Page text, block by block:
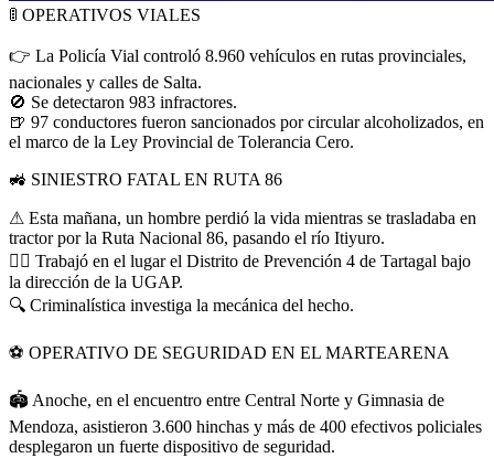
🚦 OPERATIVOS VIALES
👉 La Policía Vial controló 8.960 vehículos en rutas provinciales,
nacionales y calles de Salta.
🚫 Se detectaron 983 infractores.
🍺 97 conductores fueron sancionados por circular alcoholizados, en
el marco de la Ley Provincial de Tolerancia Cero.
🚜 SINIESTRO FATAL EN RUTA 86
⚠ Esta mañana, un hombre perdió la vida mientras se trasladaba en
tractor por la Ruta Nacional 86, pasando el río Itiyuro.
👮‍♂ Trabajó en el lugar el Distrito de Prevención 4 de Tartagal bajo
la dirección de la UGAP.
🔍 Criminalística investiga la mecánica del hecho.
⚽ OPERATIVO DE SEGURIDAD EN EL MARTEARENA
🏟 Anoche, en el encuentro entre Central Norte y Gimnasia de
Mendoza, asistieron 3.600 hinchas y más de 400 efectivos policiales
desplegaron un fuerte dispositivo de seguridad.